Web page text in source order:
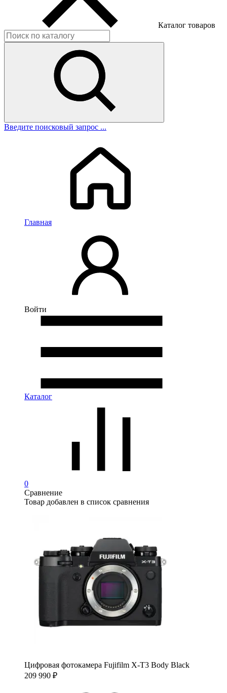
Каталог товаров
Введите поисковый запрос ...
Главная
Войти
Каталог
0
Сравнение
Товар добавлен в список сравнения
Цифровая фотокамера Fujifilm X-T3 Body Black
209 990 ₽